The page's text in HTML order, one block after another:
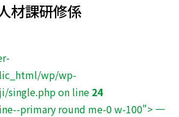
材課研修係
wp/wp-
single.php on line 24
primary round me-0 w-100"> 一